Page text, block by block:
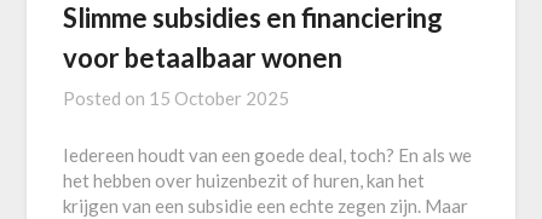
Slimme subsidies en financiering
voor betaalbaar wonen
Posted on 15 October 2025
Iedereen houdt van een goede deal, toch? En als we
het hebben over huizenbezit of huren, kan het
krijgen van een subsidie een echte zegen zijn. Maar